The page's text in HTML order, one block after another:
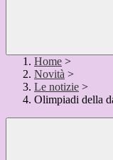
Home >
Novità >
Le notizie >
Olimpiadi della